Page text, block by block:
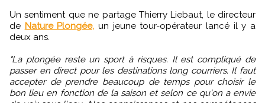
Un sentiment que ne partage Thierry Liebaut, le directeur
de Nature Plongée, un jeune tour-opérateur lancé il y a
deux ans.
"La plongée reste un sport à risques. Il est compliqué de
passer en direct pour les destinations long courriers. Il faut
accepter de prendre beaucoup de temps pour choisir le
bon lieu en fonction de la saison et selon ce qu'on a envie